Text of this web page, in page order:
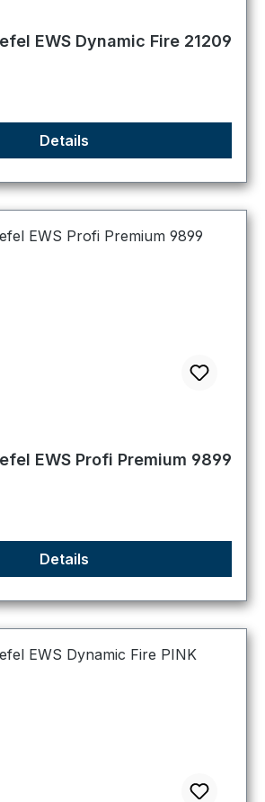
Bewertung von 5 von 5 Sternen
EWS Dynamic Fire 21209
Details
Bewertung von 5 von 5 Sternen
EWS Profi Premium 9899
Details